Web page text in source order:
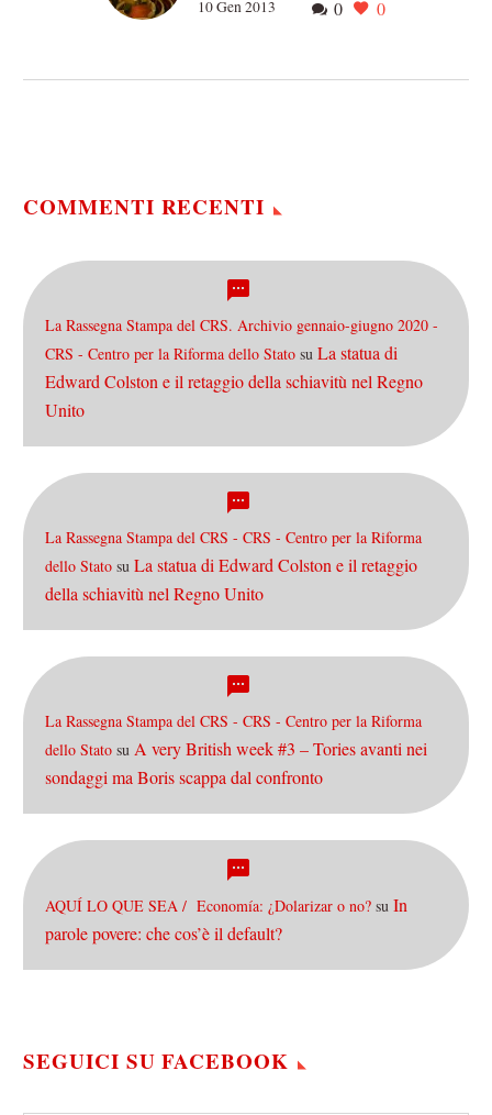
fascismo e clericalismo
una presunta…
0 0
10 Gen 2013
COMMENTI RECENTI
La Rassegna Stampa del CRS. Archivio gennaio-giugno 2020 -
CRS - Centro per la Riforma dello Stato su La statua di
Edward Colston e il retaggio della schiavitù nel Regno
Unito
La Rassegna Stampa del CRS - CRS - Centro per la Riforma
dello Stato su La statua di Edward Colston e il retaggio
della schiavitù nel Regno Unito
La Rassegna Stampa del CRS - CRS - Centro per la Riforma
dello Stato su A very British week #3 – Tories avanti nei
sondaggi ma Boris scappa dal confronto
AQUÍ LO QUE SEA / Economía: ¿Dolarizar o no? su In
parole povere: che cos’è il default?
SEGUICI SU FACEBOOK